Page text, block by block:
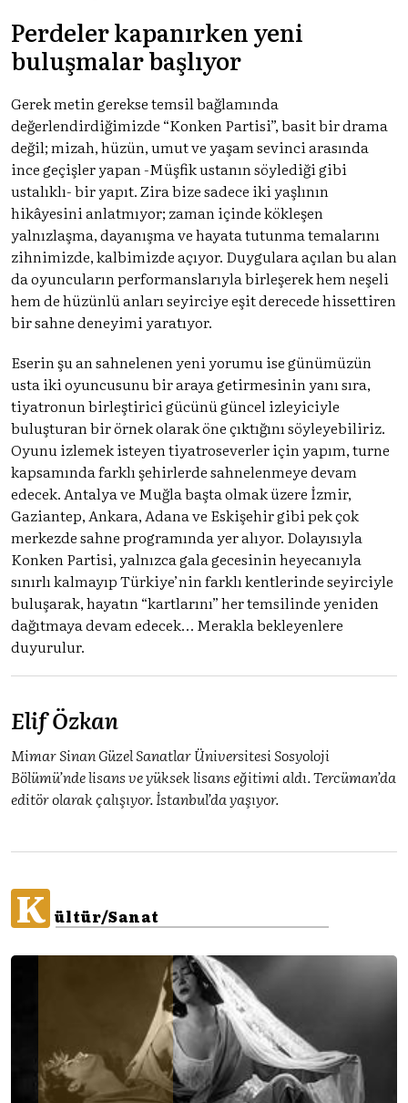
Perdeler kapanırken yeni
buluşmalar başlıyor
Gerek metin gerekse temsil bağlamında
değerlendirdiğimizde “Konken Partisi”, basit bir drama
değil; mizah, hüzün, umut ve yaşam sevinci arasında
ince geçişler yapan -Müşfik ustanın söylediği gibi
ustalıklı- bir yapıt. Zira bize sadece iki yaşlının
hikâyesini anlatmıyor; zaman içinde kökleşen
yalnızlaşma, dayanışma ve hayata tutunma temalarını
zihnimizde, kalbimizde açıyor. Duygulara açılan bu alan
da oyuncuların performanslarıyla birleşerek hem neşeli
hem de hüzünlü anları seyirciye eşit derecede hissettiren
bir sahne deneyimi yaratıyor.
Eserin şu an sahnelenen yeni yorumu ise günümüzün
usta iki oyuncusunu bir araya getirmesinin yanı sıra,
tiyatronun birleştirici gücünü güncel izleyiciyle
buluşturan bir örnek olarak öne çıktığını söyleyebiliriz.
Oyunu izlemek isteyen tiyatroseverler için yapım, turne
kapsamında farklı şehirlerde sahnelenmeye devam
edecek. Antalya ve Muğla başta olmak üzere İzmir,
Gaziantep, Ankara, Adana ve Eskişehir gibi pek çok
merkezde sahne programında yer alıyor. Dolayısıyla
Konken Partisi, yalnızca gala gecesinin heyecanıyla
sınırlı kalmayıp Türkiye’nin farklı kentlerinde seyirciyle
buluşarak, hayatın “kartlarını” her temsilinde yeniden
dağıtmaya devam edecek… Merakla bekleyenlere
duyurulur.
Elif Özkan
Mimar Sinan Güzel Sanatlar Üniversitesi Sosyoloji
Bölümü’nde lisans ve yüksek lisans eğitimi aldı. Tercüman’da
editör olarak çalışıyor. İstanbul’da yaşıyor.
K ültür/Sanat